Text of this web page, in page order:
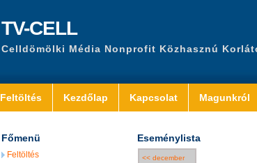
TV-CELL
Celldömölki Média Nonprofit Közhasznú
Feltöltés Kezdőlap Kapcsolat Magunkról
Főmenü
Feltöltés
Eseménylista
<< december